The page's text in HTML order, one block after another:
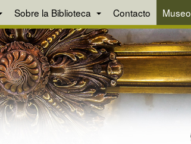
Sobre la Biblioteca Contacto Museo